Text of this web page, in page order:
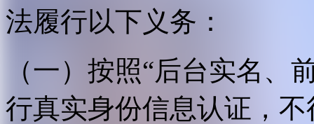
法履行以下义务：
（一）按照“后台实名、
行真实身份信息认证，